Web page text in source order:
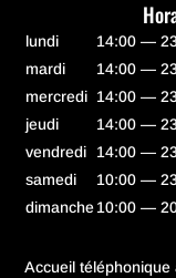
lundi
14:00 —
mardi
14:00 —
mercredi 14:00 —
jeudi
14:00 —
vendredi
14:00 —
samedi
10:00 —
dimanche10:00 —
Accueil